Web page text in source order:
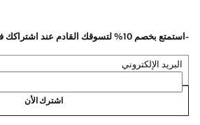
-استمتع بخصم 10% لتسوقك القادم عند اشتراكك في نشرتنا الاخبارية
البريد الإلكتروني
اشترك الأن